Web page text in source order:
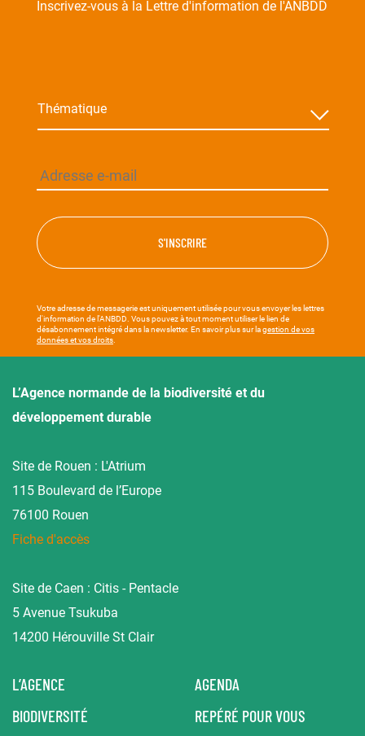
Inscrivez-vous à la Lettre d'information de l'ANBDD
e-
mail *
Votre adresse de messagerie est uniquement utilisée pour vous envoyer les lettres
d'information de l'ANBDD. Vous pouvez à tout moment utiliser le lien de
désabonnement intégré dans la newsletter. En savoir plus sur lagestion de vos
données et vos droits
L’Agence normande de la biodiversité et du
développement durable
Site de Rouen : L'Atrium
115 Boulevard de l’Europe
76100 Rouen
Fiche d'accès
Site de Caen : Citis - Pentacle
5 Avenue Tsukuba
14200 Hérouville St Clair
L’AGENCE
BIODIVERSITÉ
AGENDA
REPÉRÉ POUR VOUS